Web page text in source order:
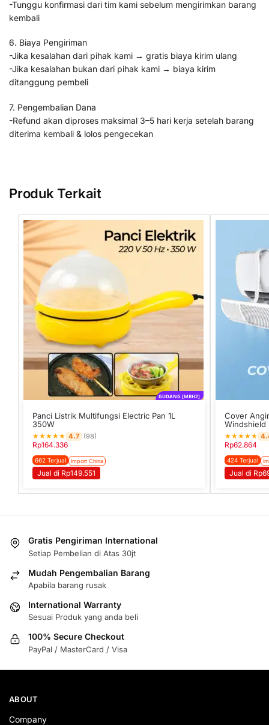
-Tunggu konfirmasi dari tim kami sebelum mengirimkan barang
kembali
6. Biaya Pengiriman
-Jika kesalahan dari pihak kami → gratis biaya kirim ulang
-Jika kesalahan bukan dari pihak kami → biaya kirim
ditanggung pembeli
7. Pengembalian Dana
-Refund akan diproses maksimal 3–5 hari kerja setelah barang
diterima kembali & lolos pengecekan
Produk Terkait
GUDANG [MRH2]
Panci Listrik Multifungsi Electric Pan 1L
350W
★★★★★ 4.7 (98)
Rp164.336
662 Terjual Import China
Jual di Rp149.551
Cover
Windshield
★★★★★
Rp62.864
424 Terjual
Jual di
Gratis Pengiriman International
Setiap Pembelian di Atas 30jt
Mudah Pengembalian Barang
Apabila barang rusak
International Warranty
Sesuai Produk yang anda beli
100% Secure Checkout
PayPal / MasterCard / Visa
ABOUT
Company